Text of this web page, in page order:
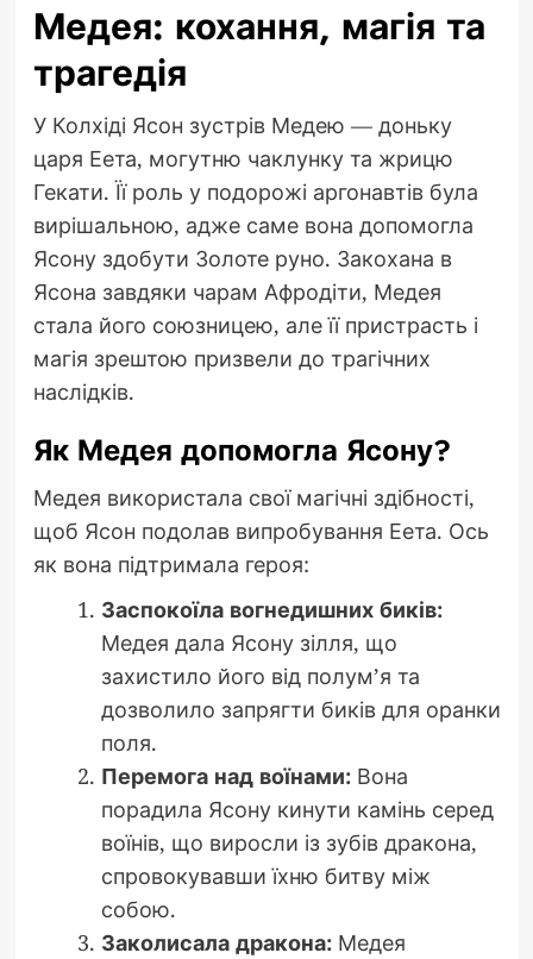
Медея: кохання, магія та
трагедія
У Колхіді Ясон зустрів Медею — доньку
царя Еета, могутню чаклунку та жрицю
Гекати. Її роль у подорожі аргонавтів була
вирішальною, адже саме вона допомогла
Ясону здобути Золоте руно. Закохана в
Ясона завдяки чарам Афродіти, Медея
стала його союзницею, але її пристрасть і
магія зрештою призвели до трагічних
наслідків.
Як Медея допомогла Ясону?
Медея використала свої магічні здібності,
щоб Ясон подолав випробування Еета. Ось
як вона підтримала героя:
Заспокоїла вогнедишних биків:
Медея дала Ясону зілля, що
захистило його від полум’я та
дозволило запрягти биків для оранки
поля.
Перемога над воїнами:Вона
порадила Ясону кинути камінь серед
воїнів, що виросли із зубів дракона,
спровокувавши їхню битву між
собою.
Заколисала дракона:Медея